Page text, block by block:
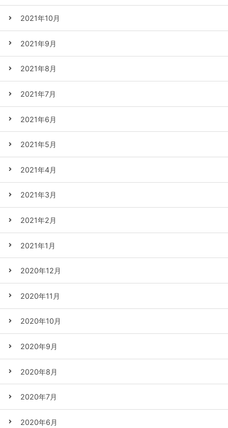
2021年10月
2021年9月
2021年8月
2021年7月
2021年6月
2021年5月
2021年4月
2021年3月
2021年2月
2021年1月
2020年12月
2020年11月
2020年10月
2020年9月
2020年8月
2020年7月
2020年6月